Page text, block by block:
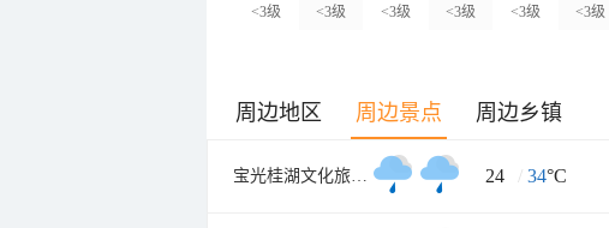
<3级 <3级 <3级 <3级 <3级 <3级
周边地区 周边景点 周边乡镇
宝光桂湖文化旅游区 24 / 34°C